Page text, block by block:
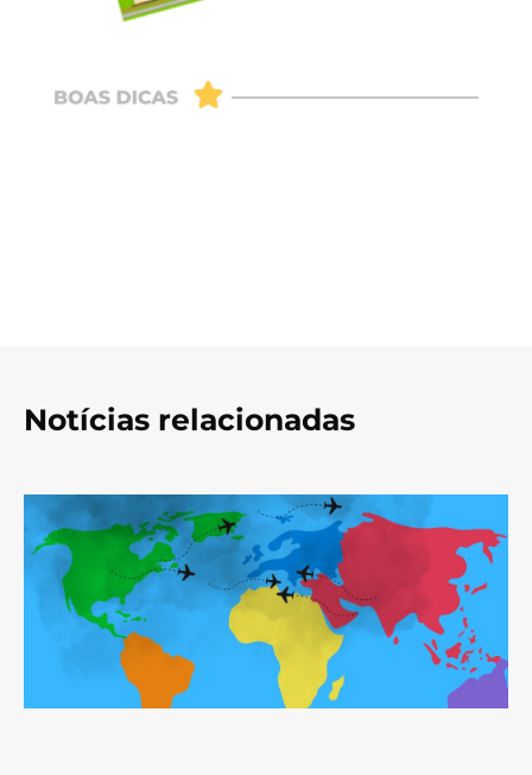
Notícias relacionadas